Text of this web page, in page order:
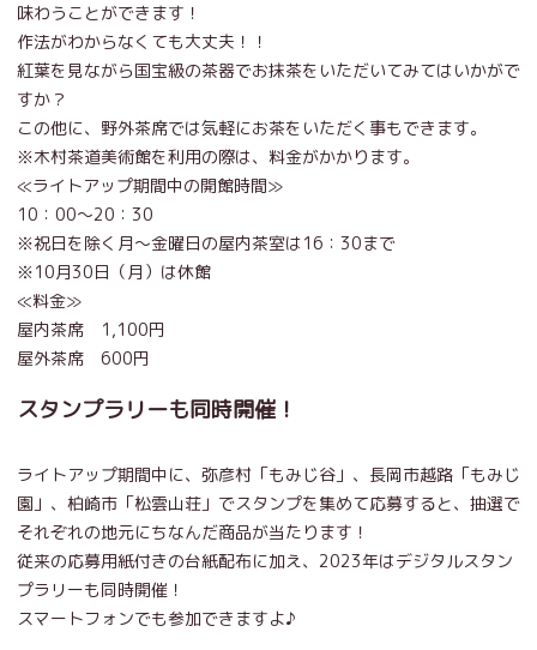
味わうことができます！
作法がわからなくても大丈夫！！
紅葉を見ながら国宝級の茶器でお抹茶をいただいてみてはいかがで
すか？
この他に、野外茶席では気軽にお茶をいただく事もできます。
※木村茶道美術館を利用の際は、料金がかかります。
≪ライトアップ期間中の開館時間≫
10：00～20：30
※祝日を除く月～金曜日の屋内茶室は16：30まで
※10月30日（月）は休館
≪料金≫
屋内茶席 1,100円
屋外茶席 600円
スタンプラリーも同時開催！
ライトアップ期間中に、弥彦村「もみじ谷」、長岡市越路「もみじ
園」、柏崎市「松雲山荘」でスタンプを集めて応募すると、抽選で
それぞれの地元にちなんだ商品が当たります！
従来の応募用紙付きの台紙配布に加え、2023年はデジタルスタン
プラリーも同時開催！
スマートフォンでも参加できますよ♪